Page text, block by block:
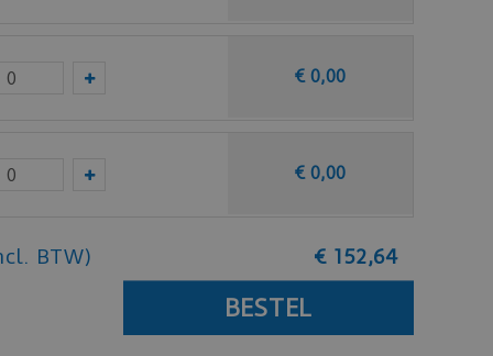
€ 0,00
€ 0,00
BTW) € 152,64